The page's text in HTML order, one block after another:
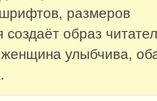
размеров
создаёт образ
улыбчива,